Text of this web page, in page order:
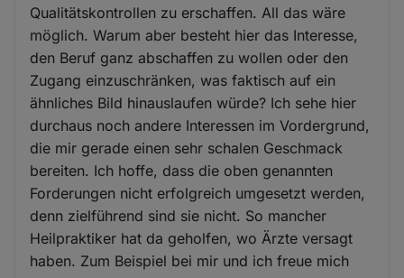
Qualitätskontrollen zu erschaffen. All das wäre
möglich. Warum aber besteht hier das Interesse,
den Beruf ganz abschaffen zu wollen oder den
Zugang einzuschränken, was faktisch auf ein
ähnliches Bild hinauslaufen würde? Ich sehe hier
durchaus noch andere Interessen im Vordergrund,
die mir gerade einen sehr schalen Geschmack
bereiten. Ich hoffe, dass die oben genannten
Forderungen nicht erfolgreich umgesetzt werden,
denn zielführend sind sie nicht. So mancher
Heilpraktiker hat da geholfen, wo Ärzte versagt
haben. Zum Beispiel bei mir und ich freue mich